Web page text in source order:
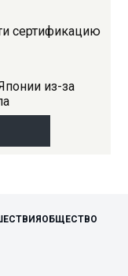
сертификацию
из-за
ОБЩЕСТВО